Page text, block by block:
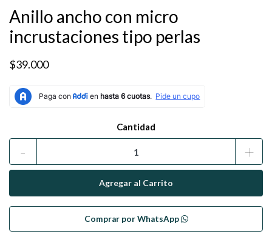
Anillo ancho con micro
incrustaciones tipo perlas
$39.000
Cantidad
- +
Comprar por WhatsApp